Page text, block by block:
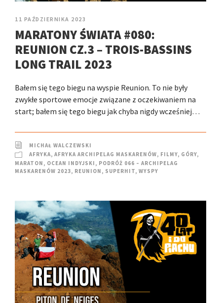
11 PAŹDZIERNIKA 2023
MARATONY ŚWIATA #080:
REUNION CZ.3 – TROIS-BASSINS
LONG TRAIL 2023
Bałem się tego biegu na wyspie Reunion. To nie były
zwykłe sportowe emocje związane z oczekiwaniem na
start; bałem się tego biegu jak chyba nigdy wcześniej…
MICHAŁ WALCZEWSKI
AFRYKA, AFRYKA ARCHIPELAG MASKARENÓW, FILMY, GÓRY,
MARATON , OCEAN INDYJSKI , PODRÓŻ 066 – ARCHIPELAG
MASKARENÓW 2023, REUNION , SUPERHIT, WYSPY